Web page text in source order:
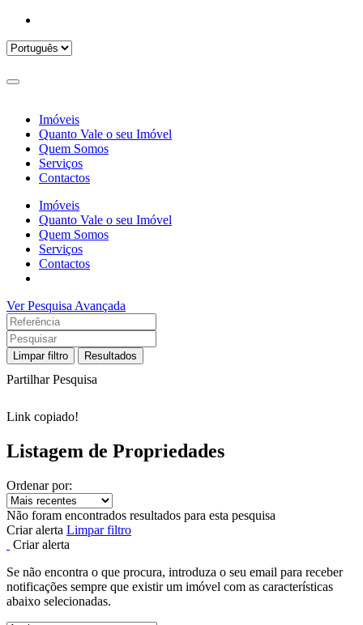
Imóveis
Quanto Vale o seu Imóvel
Quem Somos
Serviços
Contactos
Imóveis
Quanto Vale o seu Imóvel
Quem Somos
Serviços
Contactos
Ver Pesquisa Avançada
Limpar filtro Resultados
Partilhar Pesquisa
Link copiado!
Listagem de Propriedades
Ordenar por:
Não foram encontrados resultados para esta pesquisa
Criar alerta Limpar filtro
Criar alerta
Se não encontra o que procura, introduza o seu email para receber
notificações sempre que existir um imóvel com as características
abaixo selecionadas.